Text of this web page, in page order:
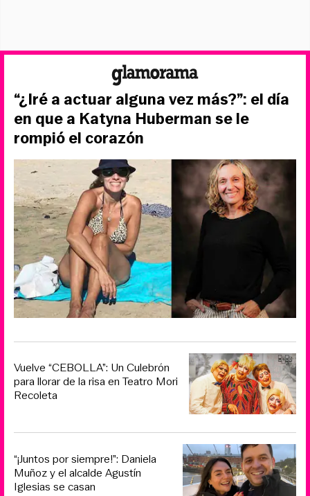
“¿Iré a actuar alguna vez más?”: el día
en que a Katyna Huberman se le
rompió el corazón
Vuelve “CEBOLLA”: Un Culebrón
para llorar de la risa en Teatro Mori
Recoleta
“¡Juntos por siempre!”: Daniela
Muñoz y el alcalde Agustín
Iglesias se casan